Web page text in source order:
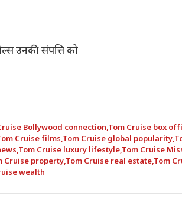
उनकी संपत्ति को
Bollywood connection,Tom Cruise box
Cruise films,Tom Cruise global popularity,
,Tom Cruise luxury lifestyle,Tom Cruise
Cruise property,Tom Cruise real estate,Tom
wealth